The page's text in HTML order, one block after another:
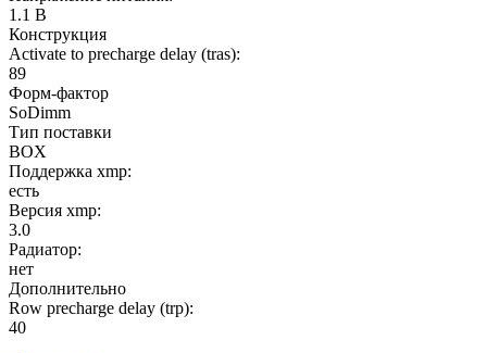
1.1 В
Конструкция
Activate to precharge delay (tras):
89
Форм-фактор
SoDimm
Тип поставки
BOX
Поддержка xmp:
есть
Версия xmp:
3.0
Радиатор:
нет
Дополнительно
Row precharge delay (trp):
40